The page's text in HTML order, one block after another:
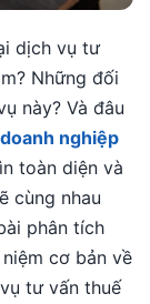
dịch vụ tư
Những đối
này? Và đâu
nghiệp
toàn diện và
cùng nhau
phân tích
cơ bản về
tư vấn thuế